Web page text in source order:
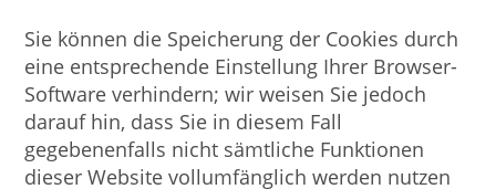
Sie können die Speicherung der Cookies durch
eine entsprechende Einstellung Ihrer Browser-
Software verhindern; wir weisen Sie jedoch
darauf hin, dass Sie in diesem Fall
gegebenenfalls nicht sämtliche Funktionen
dieser Website vollumfänglich werden nutzen